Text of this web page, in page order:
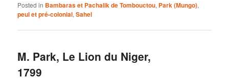
Posted in Bambaras et Pachalik de Tombouctou, Park (Mungo),
peul et pré-colonial,Sahel
M. Park, Le Lion du Niger,
1799